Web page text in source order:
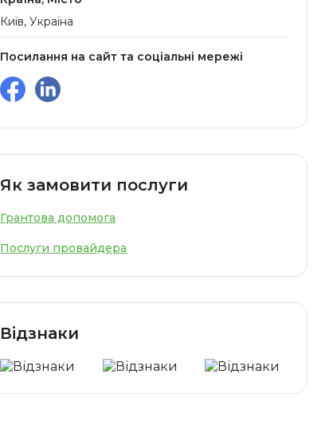
Київ, Україна
Посилання на сайт та соціальні мережі
Як замовити послуги
Грантова допомога
Послуги провайдера
Відзнаки